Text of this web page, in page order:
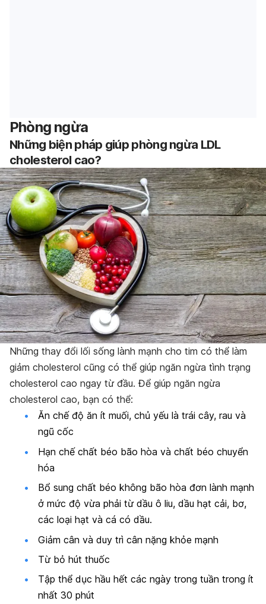
Phòng ngừa
Những biện pháp giúp phòng ngừa LDL
cholesterol cao?
Những thay đổi lối sống lành mạnh cho tim có thể làm
giảm cholesterol cũng có thể giúp ngăn ngừa tình trạng
cholesterol cao ngay từ đầu. Để giúp ngăn ngừa
cholesterol cao, bạn có thể:
Ăn chế độ ăn ít muối, chủ yếu là trái cây, rau và
ngũ cốc
Hạn chế chất béo bão hòa và chất béo chuyển
hóa
Bổ sung chất béo không bão hòa đơn lành mạnh
ở mức độ vừa phải từ dầu ô liu, dầu hạt cải, bơ,
các loại hạt và cá có dầu.
Giảm cân và duy trì cân nặng khỏe mạnh
Từ bỏ hút thuốc
Tập thể dục hầu hết các ngày trong tuần trong ít
nhất 30 phút